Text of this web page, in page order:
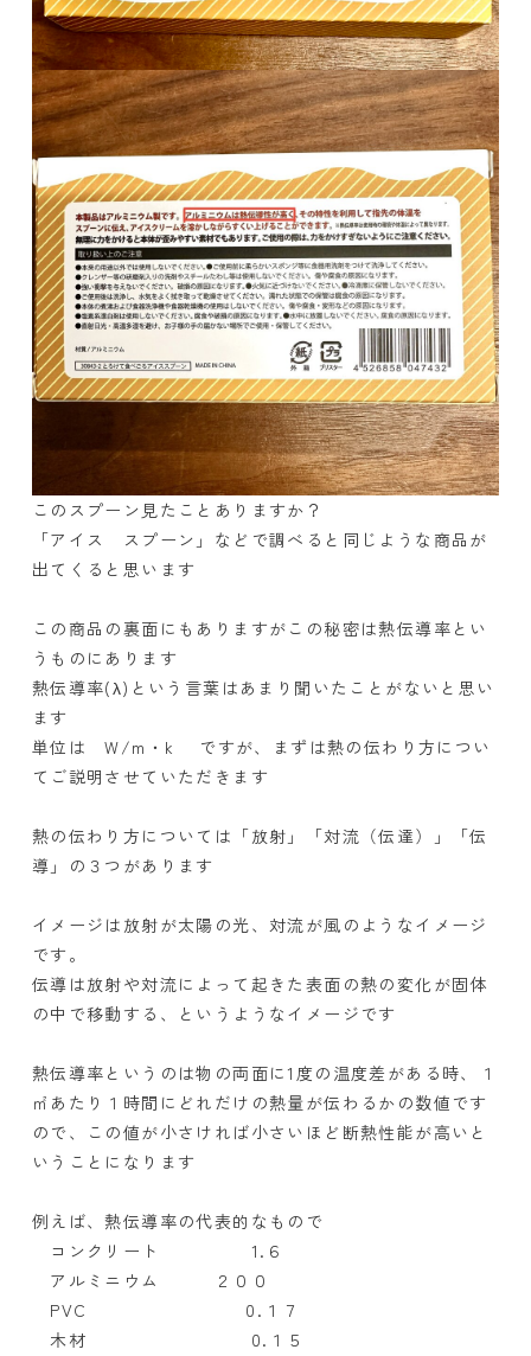
このスプーン見たことありますか？
「アイス スプーン」などで調べると同じような商品が
出てくると思います
この商品の裏面にもありますがこの秘密は熱伝導率とい
うものにあります
熱伝導率(λ)という言葉はあまり聞いたことがないと思い
ます
単位は W/m・k ですが、まずは熱の伝わり方につい
てご説明させていただきます
熱の伝わり方については「放射」「対流（伝達）」「伝
導」の３つがあります
イメージは放射が太陽の光、対流が風のようなイメージ
です。
伝導は放射や対流によって起きた表面の熱の変化が固体
の中で移動する、というようなイメージです
熱伝導率というのは物の両面に1度の温度差がある時、１
㎡あたり１時間にどれだけの熱量が伝わるかの数値です
ので、この値が小さければ小さいほど断熱性能が高いと
いうことになります
例えば、熱伝導率の代表的なもので
コンクリート 1.６
アルミニウム ２００
PVC 0.１７
木材 0.１５